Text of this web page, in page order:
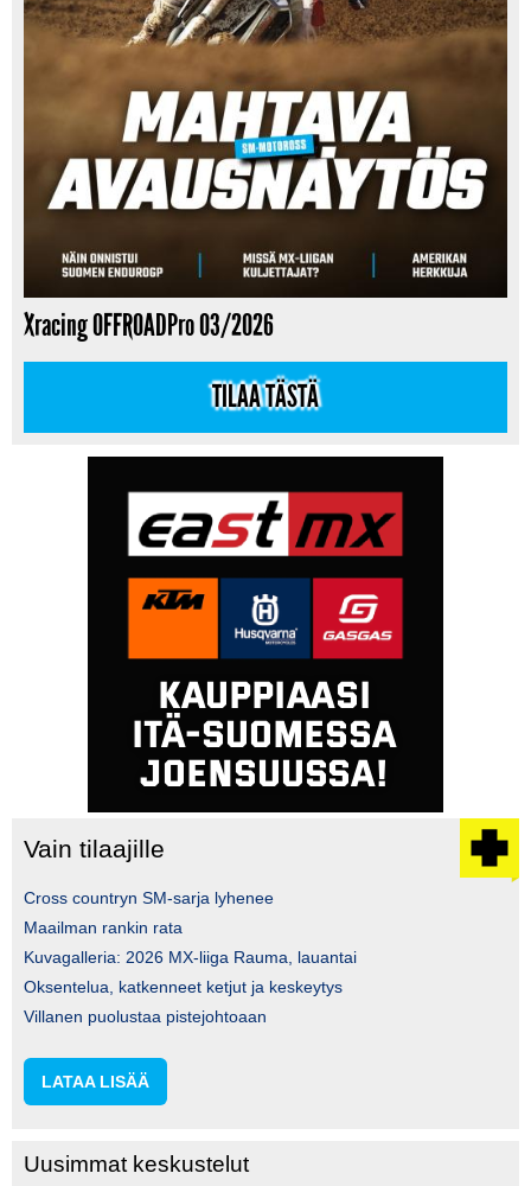
Xracing OFFROADPro 03/2026
TILAA TÄSTÄ
Vain tilaajille
Cross countryn SM-sarja lyhenee
Maailman rankin rata
Kuvagalleria: 2026 MX-liiga Rauma, lauantai
Oksentelua, katkenneet ketjut ja keskeytys
Villanen puolustaa pistejohtoaan
LATAA LISÄÄ
Uusimmat keskustelut